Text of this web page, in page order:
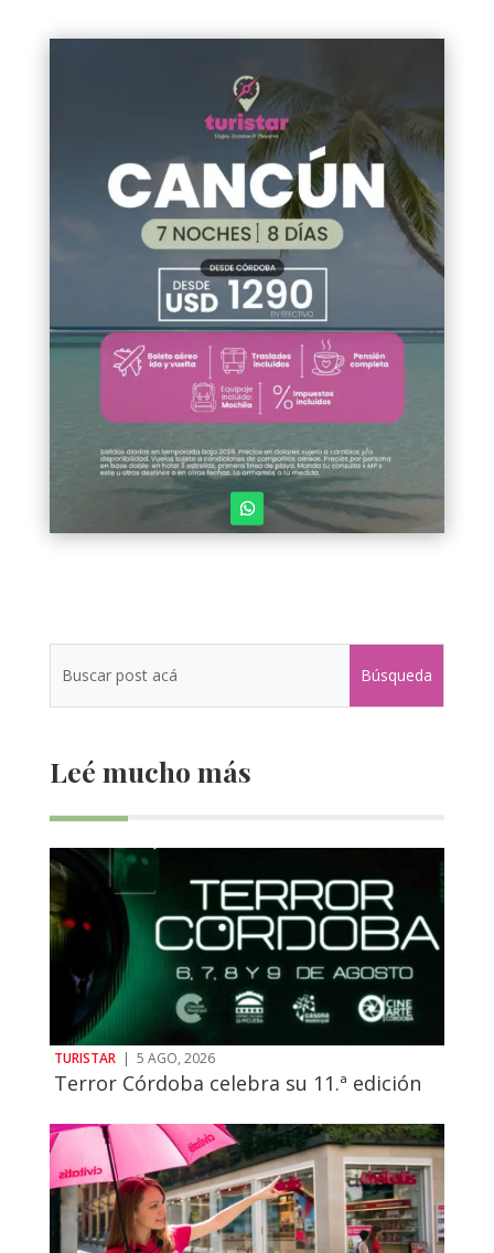
Leé mucho más
TURISTAR | 5 AGO, 2026
Terror Córdoba celebra su 11.ª edición